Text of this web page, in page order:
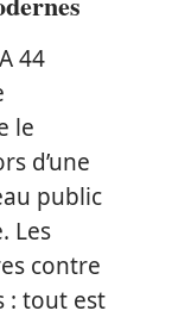
44
le
d’une
public
Les
contre
: tout est